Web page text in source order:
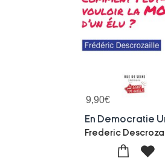
9,90€
Frederic